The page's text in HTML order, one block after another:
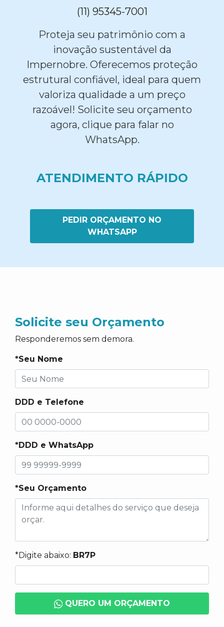
(11) 95345-7001
Proteja seu patrimônio com a
inovação sustentável da
Impernobre. Oferecemos proteção
estrutural confiável, ideal para quem
valoriza qualidade a um preço
razoável! Solicite seu orçamento
agora, clique para falar no
WhatsApp.
ATENDIMENTO RÁPIDO
PEDIR ORÇAMENTO NO
WHATSAPP
Solicite seu Orçamento
Responderemos sem demora.
*Seu Nome
DDD e Telefone
*DDD e WhatsApp
*Seu Orçamento
*Digite abaixo: BR7P
QUERO UM ORÇAMENTO